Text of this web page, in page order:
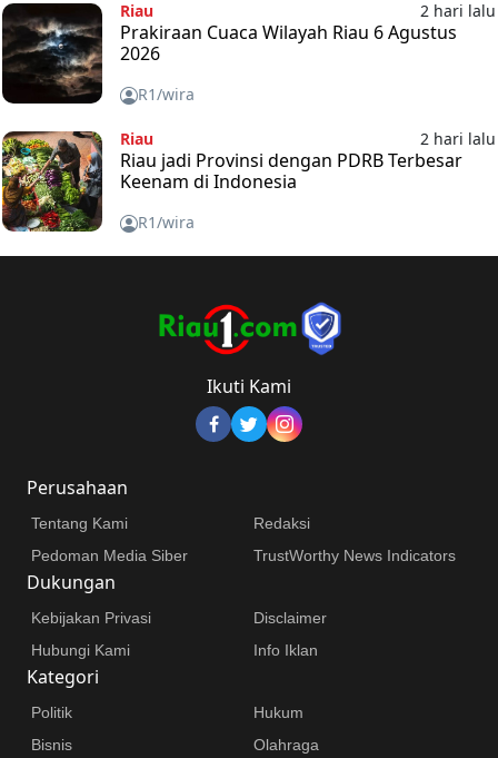
Riau 2 hari lalu
Prakiraan Cuaca Wilayah Riau 6 Agustus
2026
R1/wira
Riau 2 hari lalu
Riau jadi Provinsi dengan PDRB Terbesar
Keenam di Indonesia
R1/wira
Ikuti Kami
Perusahaan
Tentang Kami
Redaksi
Pedoman Media Siber
TrustWorthy News Indicators
Dukungan
Kebijakan Privasi
Disclaimer
Hubungi Kami
Info Iklan
Kategori
Politik
Hukum
Bisnis
Olahraga